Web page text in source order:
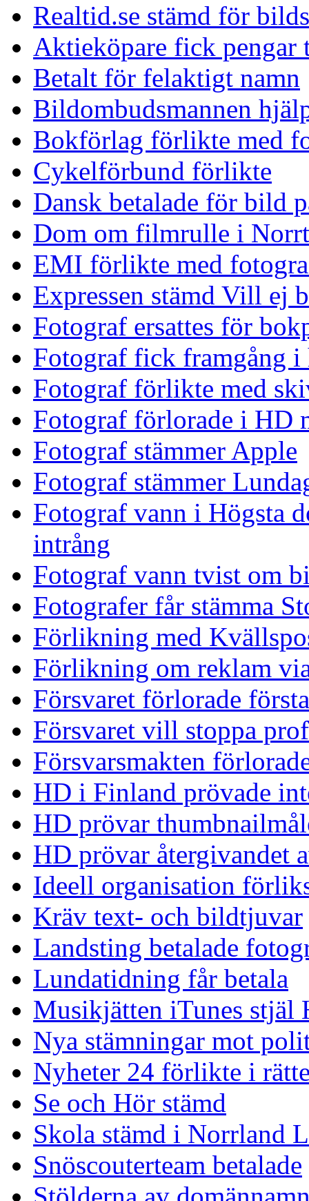
Realtid.se stämd för
Aktieköpare fick pengar
Betalt för felaktigt namn
Bildombudsmannen
Bokförlag förlikte med
Cykelförbund förlikte
Dansk betalade för bild
Dom om filmrulle i
EMI förlikte med
Expressen stämd Vill ej
Fotograf ersattes för
Fotograf fick framgång i
Fotograf förlikte med
Fotograf förlorade i HD
Fotograf stämmer Apple
Fotograf stämmer
Fotograf vann i Högsta
intrång
Fotograf vann tvist om
Fotografer får stämma
Förlikning med
Förlikning om reklam
Försvaret förlorade
Försvaret vill stoppa
Försvarsmakten
HD i Finland prövade
HD prövar
HD prövar återgivandet
Ideell organisation
Kräv text- och bildtjuvar
Landsting betalade
Lundatidning får betala
Musikjätten iTunes stjäl
Nya stämningar mot
Nyheter 24 förlikte i
Se och Hör stämd
Skola stämd i Norrland
Snöscouterteam betalade